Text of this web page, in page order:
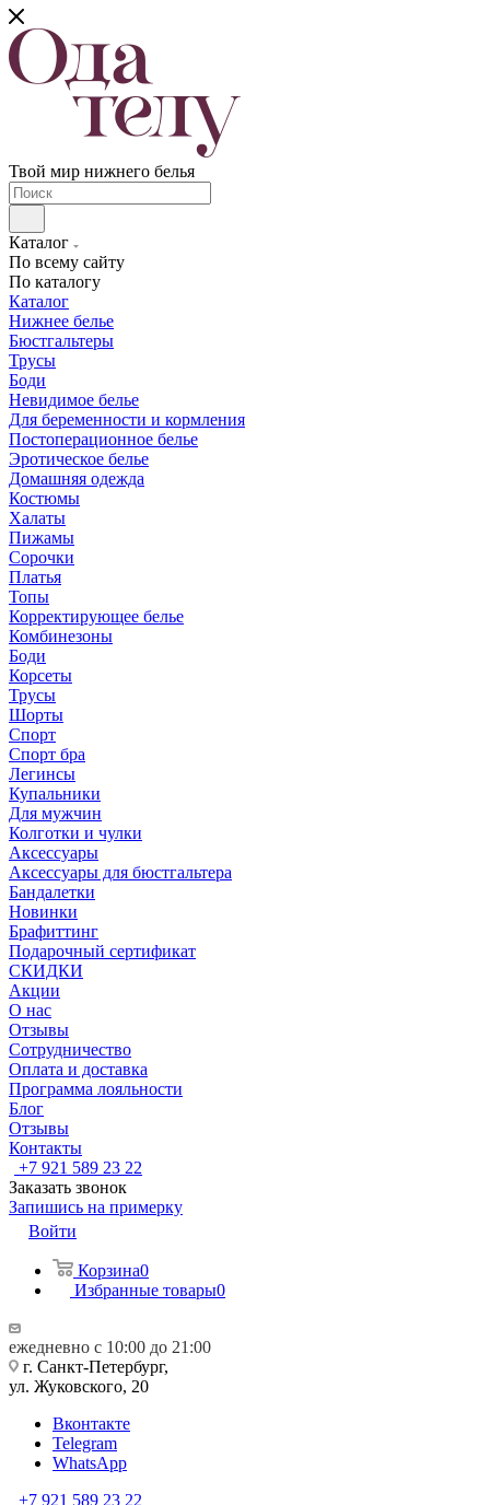
Твой мир нижнего белья
Каталог
По всему сайту
По каталогу
Каталог
Нижнее белье
Бюстгальтеры
Трусы
Боди
Невидимое белье
Для беременности и кормления
Постоперационное белье
Эротическое белье
Домашняя одежда
Костюмы
Халаты
Пижамы
Сорочки
Платья
Топы
Корректирующее белье
Комбинезоны
Боди
Корсеты
Трусы
Шорты
Спорт
Спорт бра
Легинсы
Купальники
Для мужчин
Колготки и чулки
Аксессуары
Аксессуары для бюстгальтера
Бандалетки
Новинки
Брафиттинг
Подарочный сертификат
СКИДКИ
Акции
О нас
Отзывы
Сотрудничество
Оплата и доставка
Программа лояльности
Блог
Отзывы
Контакты
+7 921 589 23 22
Заказать звонок
Запишись на примерку
Войти
Корзина0
Избранные товары0
ежедневно с 10:00 до 21:00
г. Санкт-Петербург,
ул. Жуковского, 20
Вконтакте
Telegram
WhatsApp
+7 921 589 23 22